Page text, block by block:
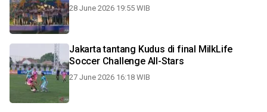
28 June 2026 19:55 WIB
Jakarta tantang Kudus di final MilkLife
Soccer Challenge All-Stars
27 June 2026 16:18 WIB